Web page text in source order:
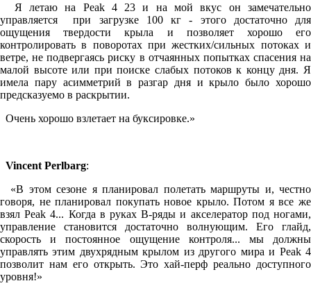
Я летаю на Peak 4 23 и на мой вкус он замечательно
управляется при загрузке 100 кг - этого достаточно для
ощущения твердости крыла и позволяет хорошо его
контролировать в поворотах при жестких/сильных потоках и
ветре, не подвергаясь риску в отчаянных попытках спасения на
малой высоте или при поиске слабых потоков к концу дня. Я
имела пару асимметрий в разгар дня и крыло было хорошо
предсказуемо в раскрытии.
Очень хорошо взлетает на буксировке.»
Vincent Perlbarg:
«В этом сезоне я планировал полетать маршруты и, честно
говоря, не планировал покупать новое крыло. Потом я все же
взял Peak 4... Когда в руках В-ряды и акселератор под ногами,
управление становится достаточно волнующим. Его глайд,
скорость и постоянное ощущение контроля... мы должны
управлять этим двухрядным крылом из другого мира и Peak 4
позволит нам его открыть. Это хай-перф реально доступного
уровня!»